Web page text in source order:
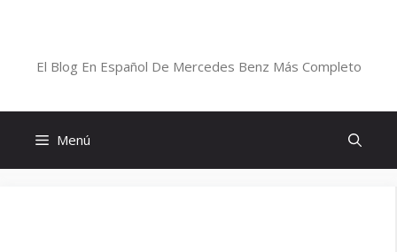
El Blog En Español De Mercedes Benz Más Completo
Menú